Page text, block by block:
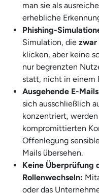
man sie als
erhebliche
Phishing-
Simulation, die zwar
klicken, aber keine
nur begrenzten
statt, nicht in einem
Ausgehende E-
sich ausschließlich
konzentriert,
kompromittierten
Offenlegung
Mails übersehen.
Keine Überprüfung
Rollenwechseln:
oder das